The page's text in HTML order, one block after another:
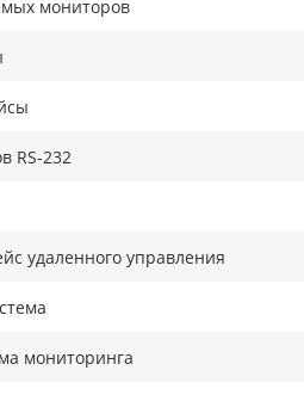
мониторов
RS-232
удаленного управления
мониторинга